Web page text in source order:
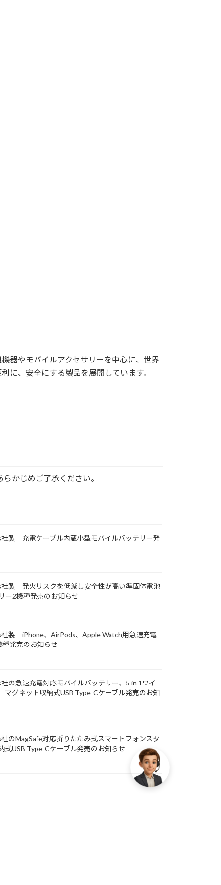
器やモバイルアクセサリーを中心に、世界
に、安全にする製品を展開しています。
かじめご了承ください。
製 充電ケーブル内蔵小型モバイルバッテリー発
製 発火リスクを低減し安全性が高い準固体電池
ー2機種発売のお知らせ
製 iPhone、AirPods、Apple Watch用急速充電
発売のお知らせ
の急速充電対応モバイルバッテリー、5 in 1ワイ
マグネット収納式USB Type-Cケーブル発売のお知
のMagSafe対応折りたたみ式スマートフォンスタ
式USB Type-Cケーブル発売のお知らせ